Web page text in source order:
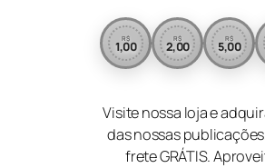
R$
1,00
R$
2,00
R$
5,00
Visite nossa loja e
das nossas
frete GRÁTIS.